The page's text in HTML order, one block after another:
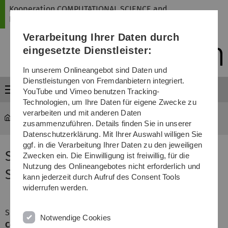
Direkt
Direkt
Direkt
(Sprache,
Drucken,
Media)
Direkt
Direkt
Kooperation COMPUTATIONAL SCIENCE and
ENGINEERING
Menü
Studienstart Computational
Science and Engineering
Sie haben sich für den
Computational Science and Engineering (CSE)
Verarbeitung Ihrer Daten durch
eingesetzte Dienstleister:
In unserem Onlineangebot sind Daten und
Dienstleistungen von Fremdanbietern integriert.
YouTube und Vimeo benutzen Tracking-
Technologien, um Ihre Daten für eigene Zwecke zu
verarbeiten und mit anderen Daten
zusammenzuführen. Details finden Sie in unserer
Datenschutzerklärung. Mit Ihrer Auswahl willigen Sie
ggf. in die Verarbeitung Ihrer Daten zu den jeweiligen
Zwecken ein. Die Einwilligung ist freiwillig, für die
Nutzung des Onlineangebotes nicht erforderlich und
kann jederzeit durch Aufruf des Consent Tools
widerrufen werden.
Notwendige Cookies